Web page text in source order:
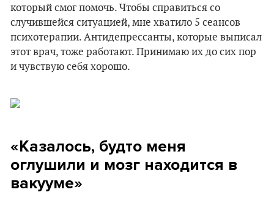
который смог помочь. Чтобы справиться со
случившейся ситуацией, мне хватило 5 сеансов
психотерапии. Антидепрессанты, которые выписал
этот врач, тоже работают. Принимаю их до сих пор
и чувствую себя хорошо.
«Казалось, будто меня
оглушили и мозг находится в
вакууме»